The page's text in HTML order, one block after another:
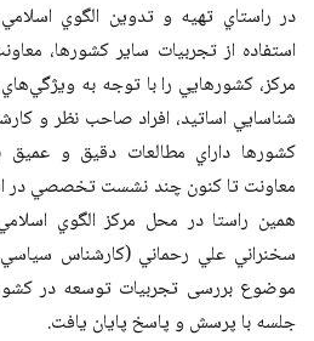
در راستاي تهيه و تدوين الگوي
استفاده از تجربيات ساير كشورها،
مركز، كشورهايي را با توجه به
شناسايي اساتید، افراد صاحب نظر و
كشورها داراي مطالعات دقيق و عميق
معاونت تا كنون چند نشست‌ تخصصي در
همين راستا در محل مركز الگوي
سخنراني علي رحماني (كارشناس
موضوع بررسی تجربیات توسعه در کشور
جلسه با پرسش و پاسخ پایان یافت.